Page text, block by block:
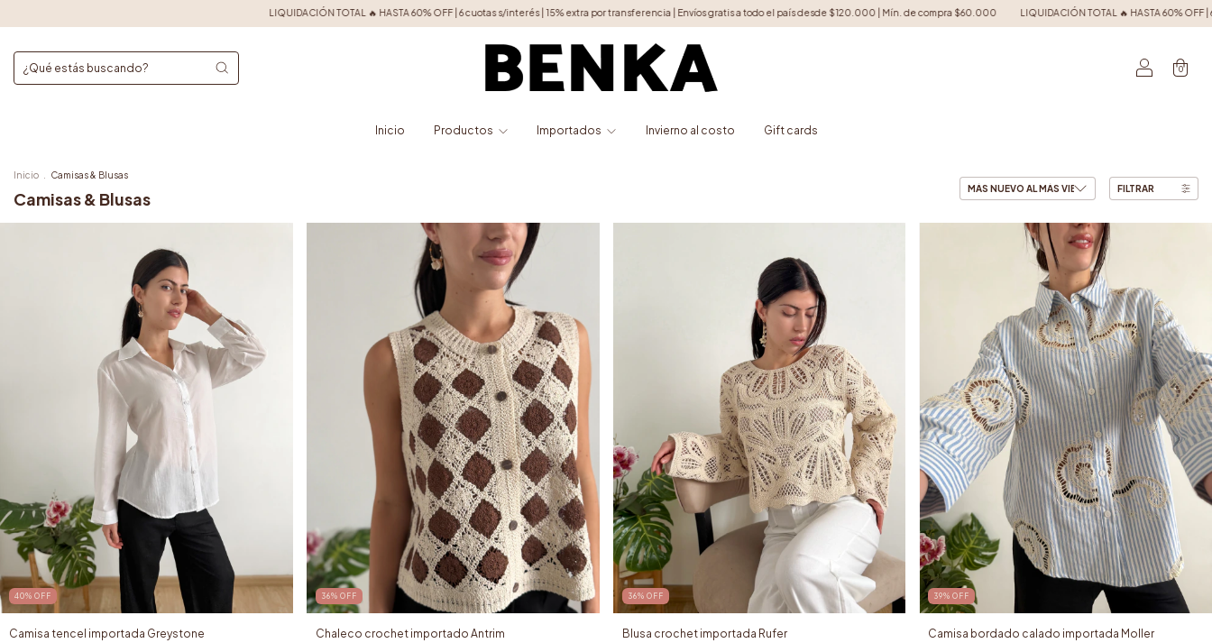
TOTAL 🔥 HASTA 60% OFF | 6 cuotas s/interés | 15% extra por transferencia | Envíos gratis a todo el país desde $120.000 | Mín. de compra $60.000 LIQUIDACIÓN TOTAL 🔥 HASTA 60% OFF | 6 cuotas s/interés | 15% extra por transferencia | Envíos
0
Inicio Productos Importados Invierno al costo Gift cards
Inicio Camisas & Blusas
Camisas & Blusas FILTRAR
40% OFF
Camisa tencel importada Greystone
36% OFF
Chaleco crochet importado Antrim
36% OFF
Blusa crochet importada Rufer
39%OFF
Camisa bordado calado importada Moller